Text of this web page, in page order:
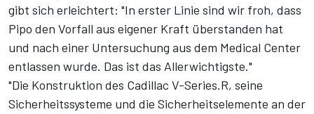
gibt sich erleichtert: "In erster Linie sind wir froh, dass
Pipo den Vorfall aus eigener Kraft überstanden hat
und nach einer Untersuchung aus dem Medical Center
entlassen wurde. Das ist das Allerwichtigste."
"Die Konstruktion des Cadillac V-Series.R, seine
Sicherheitssysteme und die Sicherheitselemente an der